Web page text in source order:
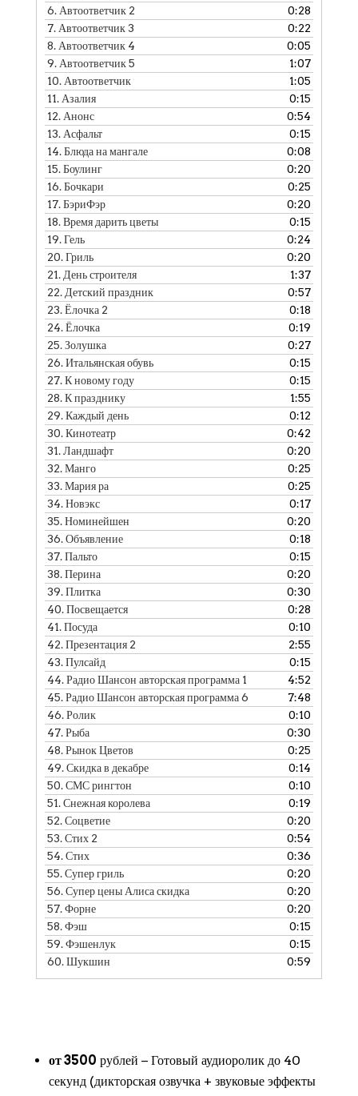
6. Автоответчик 2
0:28
7. Автоответчик 3
0:22
8. Автоответчик 4
0:05
9. Автоответчик 5
1:07
10. Автоответчик
1:05
11. Азалия
0:15
12. Анонс
0:54
13. Асфальт
0:15
14.Блюда на мангале
0:08
15.Боулинг
0:20
16.Бочкари
0:25
17.БэриФэр
0:20
18.Время дарить цветы
0:15
19.Гель
0:24
20.Гриль
0:20
21. День строителя
1:37
22. Детский праздник
0:57
23.Ёлочка 2
0:18
24.Ёлочка
0:19
25.Золушка
0:27
26.Итальянская обувь
0:15
27.К новому году
0:15
28.К празднику
1:55
29.Каждый день
0:12
30.Кинотеатр
0:42
31.Ландшафт
0:20
32.Манго
0:25
33.Мария ра
0:25
34.Новэкс
0:17
35.Номинейшен
0:20
36.Объявление
0:18
37.Пальто
0:15
38.Перина
0:20
39.Плитка
0:30
40.Посвещается
0:28
41.Посуда
0:10
42.Презентация 2
2:55
43.Пулсайд
0:15
44.Радио Шансон авторская программа 1
4:52
45.Радио Шансон авторская программа 6
7:48
46.Ролик
0:10
47.Рыба
0:30
48.Рынок Цветов
0:25
49.Скидка в декабре
0:14
50.СМС рингтон
0:10
51.Снежная королева
0:19
52.Соцветие
0:20
53.Стих 2
0:54
54.Стих
0:36
55.Супер гриль
0:20
56.Супер цены Алиса скидка
0:20
57.Форне
0:20
58.Фэш
0:15
59.Фэшенлук
0:15
60.Шукшин 0:59
от 3500 рублей − Готовый аудиоролик до 40
секунд (дикторская озвучка + звуковые эффекты